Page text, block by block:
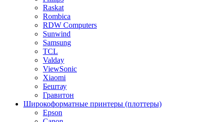
Raskat
Rombica
RDW Computers
Sunwind
Samsung
TCL
Valday
ViewSonic
Xiaomi
Бештау
Гравитон
Широкоформатные принтеры (плоттеры)
Epson